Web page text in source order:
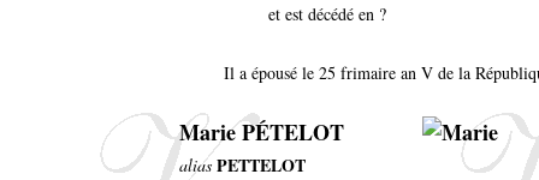
et est décédé en ?
Il a épousé le 25 frimaire an V de la
Marie PÉTELOT
alias PETTELOT